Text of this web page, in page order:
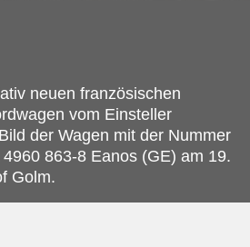
neuen französischen
vom Einsteller
der Wagen mit der Nummer
863-8 Eanos (GE) am 19.
Golm.